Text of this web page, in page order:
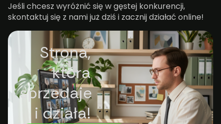
Jeśli chcesz wyróżnić się w gęstej konkurencji,
skontaktuj się z nami już dziś i zacznij działać online!
Strona,
która
sprzedaje
i działa!